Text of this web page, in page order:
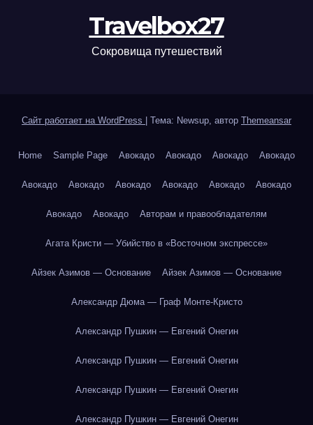
Travelbox27
Сокровища путешествий
Сайт работает на WordPress Тема: Newsup, автор Themeansar
Home Sample Page Авокадо Авокадо Авокадо Авокадо
Авокадо Авокадо Авокадо Авокадо Авокадо Авокадо
Авокадо Авокадо Авторам и правообладателям
Агата Кристи — Убийство в «Восточном экспрессе»
Айзек Азимов — Основание Айзек Азимов — Основание
Александр Дюма — Граф Монте-Кристо
Александр Пушкин — Евгений Онегин
Александр Пушкин — Евгений Онегин
Александр Пушкин — Евгений Онегин
Александр Пушкин — Евгений Онегин